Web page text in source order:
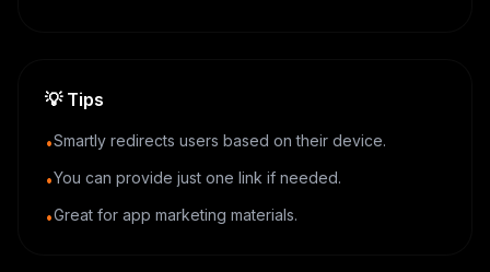
💡 Tips
•Smartly redirects users based on their device.
•You can provide just one link if needed.
•Great for app marketing materials.